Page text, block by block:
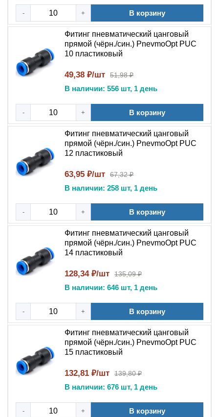
быстроразъемный (push-in), что позволяет монтировать
и демонтировать трубку усилием одной руки без
применения ключей.
Конструкция и материалы
Корпус пневмофитинга PUC изготовлен из
конструкционного пластика —
(POM) методом инжекторного литья, что полностью
исключает раковины и микротрещины. Внутренние
элементы (стопорные зубчатые кольца) выполнены из
нержавеющей стали AISI 304/316, обеспечивающей
надежную фиксацию трубки. Уплотнение — из
нитрильного каучука (NBR). Комбинированная
конструкция обеспечивает герметичность соединения в
Монтаж без инструмента— трубка вставляется
до упора рукой, фиксация происходит
автоматически;
Многократное присоединение
более 1000 циклов подключения/отключения без
потери герметичности;
осуществляется нажатием на защитную манжету
фитинга;
Стойкость к вибрации— многозубчиковый
цанговый зажим равномерно распределяет
нагрузку по окружности трубки.
Сравнение с дешевыми аналогами
качества отличаются от несертифицированной
- + В корзину
Фитинг пневматический цанговый
прямой (чёрн./син.) PnevmoOpt PUC
10 пластиковый
49,38 ₽/шт 51,98 ₽
В наличии: 556 шт, 1 день
- + В корзину
Фитинг пневматический цанговый
прямой (чёрн./син.) PnevmoOpt PUC
12 пластиковый
63,95 ₽/шт 67,32 ₽
В наличии: 258 шт, 1 день
- + В корзину
Фитинг пневматический цанговый
прямой (чёрн./син.) PnevmoOpt PUC
14 пластиковый
128,34 ₽/шт 135,09 ₽
В наличии: 646 шт, 1 день
- + В корзину
Фитинг пневматический цанговый
прямой (чёрн./син.) PnevmoOpt PUC
15 пластиковый
132,81 ₽/шт 139,80 ₽
В наличии: 676 шт, 1 день
- + В корзину